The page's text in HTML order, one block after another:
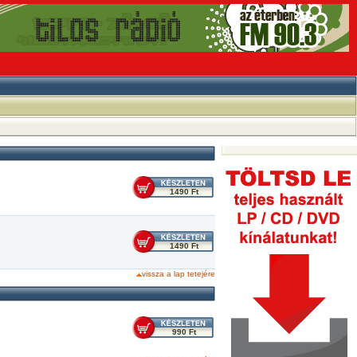
1490 Ft
1490 Ft
vissza a lap tetejére
990 Ft